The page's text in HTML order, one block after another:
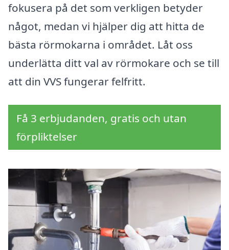
fokusera på det som verkligen betyder
något, medan vi hjälper dig att hitta de
bästa rörmokarna i området. Låt oss
underlätta ditt val av rörmokare och se till
att din VVS fungerar felfritt.
Få 3 erbjudanden, gratis och utan
förpliktelser